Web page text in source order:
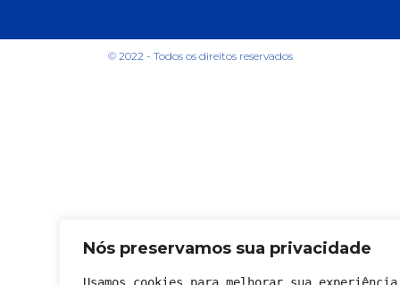
Nós preservamos sua privacidade
© 2022 - Todos os direitos reservados